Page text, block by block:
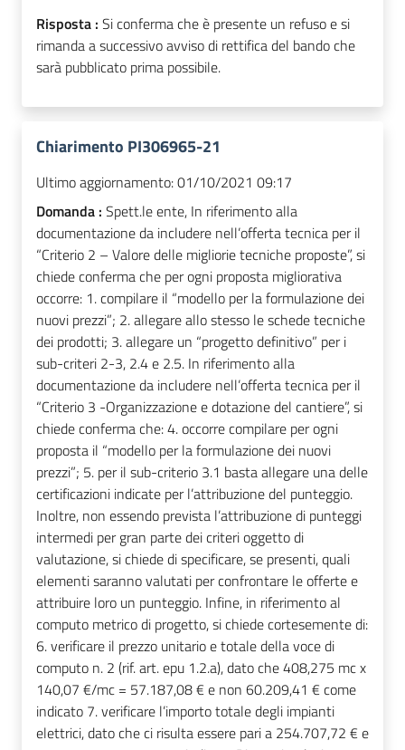
Risposta : Si conferma che è presente un refuso e si
rimanda a successivo avviso di rettifica del bando che
sarà pubblicato prima possibile.
Chiarimento PI306965-21
Ultimo aggiornamento:01/10/2021 09:17
Domanda : Spett.le ente, In riferimento alla
documentazione da includere nell’offerta tecnica per il
“Criterio 2 – Valore delle migliorie tecniche proposte”, si
chiede conferma che per ogni proposta migliorativa
occorre: 1. compilare il “modello per la formulazione dei
nuovi prezzi”; 2. allegare allo stesso le schede tecniche
dei prodotti; 3. allegare un “progetto definitivo” per i
sub-criteri 2-3, 2.4 e 2.5. In riferimento alla
documentazione da includere nell’offerta tecnica per il
“Criterio 3 -Organizzazione e dotazione del cantiere”, si
chiede conferma che: 4. occorre compilare per ogni
proposta il “modello per la formulazione dei nuovi
prezzi”; 5. per il sub-criterio 3.1 basta allegare una delle
certificazioni indicate per l’attribuzione del punteggio.
Inoltre, non essendo prevista l’attribuzione di punteggi
intermedi per gran parte dei criteri oggetto di
valutazione, si chiede di specificare, se presenti, quali
elementi saranno valutati per confrontare le offerte e
attribuire loro un punteggio. Infine, in riferimento al
computo metrico di progetto, si chiede cortesemente di:
6. verificare il prezzo unitario e totale della voce di
computo n. 2 (rif. art. epu 1.2.a), dato che 408,275 mc x
140,07 €/mc = 57.187,08 € e non 60.209,41 € come
indicato 7. verificare l’importo totale degli impianti
elettrici, dato che ci risulta essere pari a 254.707,72 € e